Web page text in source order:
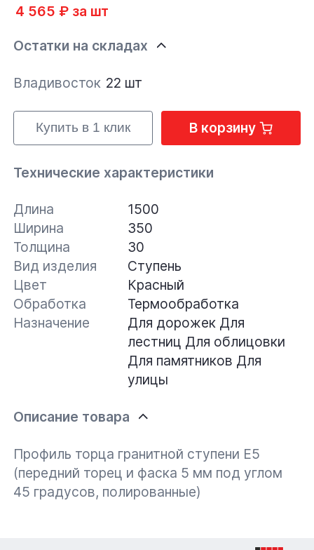
4 565 ₽ за шт
Остатки на складах
Владивосток 22 шт
Купить в 1 клик В корзину
Технические характеристики
Длина
1500
Ширина
350
Толщина
30
Вид изделия
Ступень
Цвет
Красный
Обработка
Термообработка
Назначение
Для дорожек Для
лестниц Для облицовки
Для памятников Для
улицы
Описание товара
Профиль торца гранитной ступени Е5
(передний торец и фаска 5 мм под углом
45 градусов, полированные)